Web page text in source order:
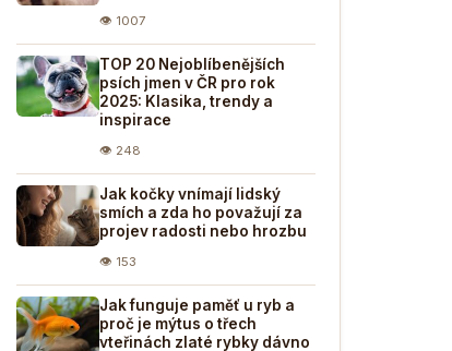
👁 1007
TOP 20 Nejoblíbenějších
psích jmen v ČR pro rok
2025: Klasika, trendy a
inspirace
👁 248
Jak kočky vnímají lidský
smích a zda ho považují za
projev radosti nebo hrozbu
👁 153
Jak funguje paměť u ryb a
proč je mýtus o třech
vteřinách zlaté rybky dávno